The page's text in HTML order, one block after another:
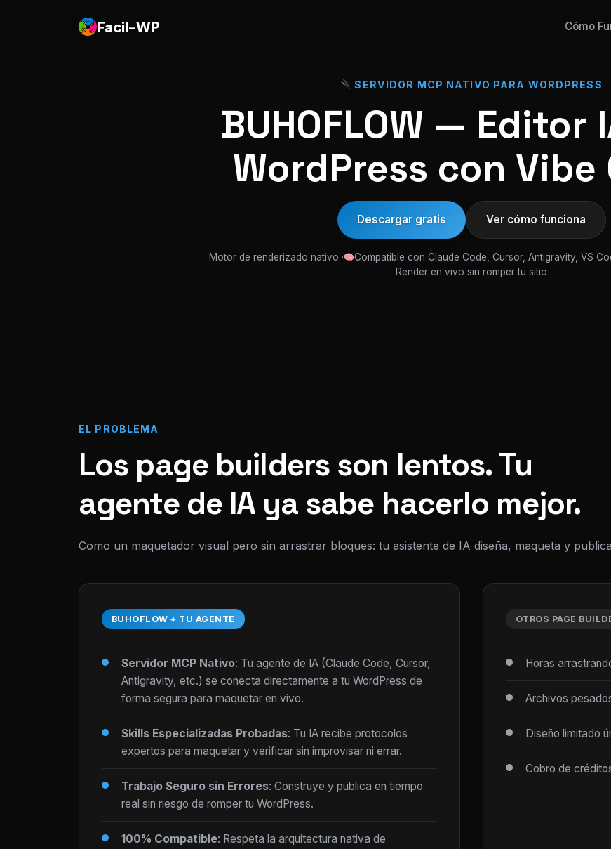
Facil-WP Cómo
SERVIDOR MCP NATIVO PARA WORDPRESS
BUHOFLOW — Editor
WordPress con Vibe
Descargar gratis Ver cómo funciona
Motor de renderizado nativo ·
Compatible con Claude Code, Cursor, Antigravity, VS
Render en vivo sin romper tu sitio
EL PROBLEMA
Los page builders son lentos. Tu
agente de IA ya sabe hacerlo mejor.
Como un maquetador visual pero sin arrastrar bloques: tu asistente de IA diseña, maqueta y
BUHOFLOW + TU AGENTE
Servidor MCP Nativo: Tu agente de IA (Claude Code, Cursor,
Antigravity, etc.) se conecta directamente a tu WordPress de
forma segura para maquetar en vivo.
Skills Especializadas Probadas: Tu IA recibe protocolos
expertos para maquetar y verificar sin improvisar ni errar.
Trabajo Seguro sin Errores: Construye y publica en tiempo
real sin riesgo de romper tu WordPress.
100% Compatible: Respeta la arquitectura nativa de
OTROS PAGE
Horas
Archivos
Diseño limitado
Cobro de